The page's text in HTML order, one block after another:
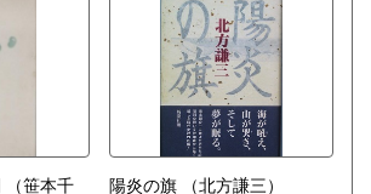
（笹本千
陽炎の旗
（北方謙三）